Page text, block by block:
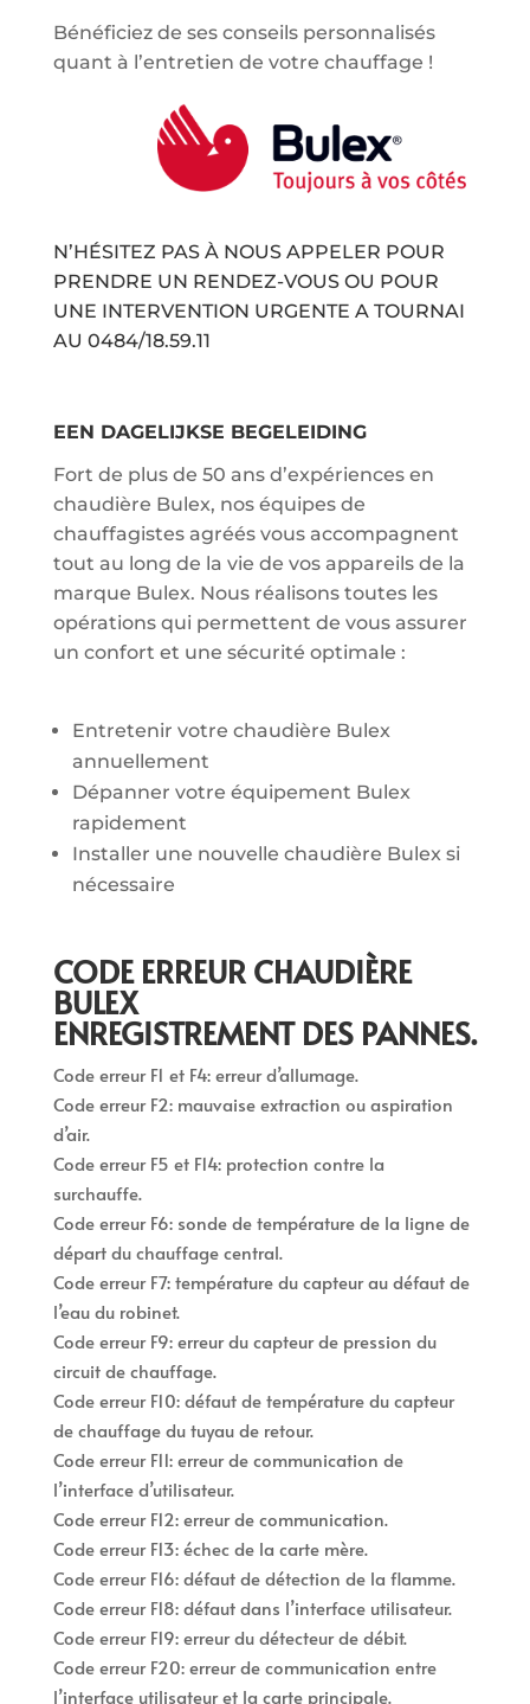
Bénéficiez de ses conseils personnalisés
quant à l’entretien de votre chauffage !
N’HÉSITEZ PAS À NOUS APPELER POUR
PRENDRE UN RENDEZ-VOUS OU POUR
UNE INTERVENTION URGENTE A TOURNAI
AU 0484/18.59.11
EEN DAGELIJKSE BEGELEIDING
Fort de plus de 50 ans d’expériences en
chaudière Bulex, nos équipes de
chauffagistes agréés vous accompagnent
tout au long de la vie de vos appareils de la
marque Bulex. Nous réalisons toutes les
opérations qui permettent de vous assurer
un confort et une sécurité optimale :
Entretenir votre chaudière Bulex
annuellement
Dépanner votre équipement Bulex
rapidement
Installer une nouvelle chaudière Bulex si
nécessaire
CODE ERREUR CHAUDIÈRE
BULEX
ENREGISTREMENT DES PANNES.
Code erreur F1 et F4: erreur d’allumage.
Code erreur F2: mauvaise extraction ou aspiration
d’air.
Code erreur F5 et F14: protection contre la
surchauffe.
Code erreur F6: sonde de température de la ligne de
départ du chauffage central.
Code erreur F7: température du capteur au défaut de
l’eau du robinet.
Code erreur F9: erreur du capteur de pression du
circuit de chauffage.
Code erreur F10: défaut de température du capteur
de chauffage du tuyau de retour.
Code erreur F11: erreur de communication de
l’interface d’utilisateur.
Code erreur F12: erreur de communication.
Code erreur F13: échec de la carte mère.
Code erreur F16: défaut de détection de la flamme.
Code erreur F18: défaut dans l’interface utilisateur.
Code erreur F19: erreur du détecteur de débit.
Code erreur F20: erreur de communication entre
l’interface utilisateur et la carte principale.